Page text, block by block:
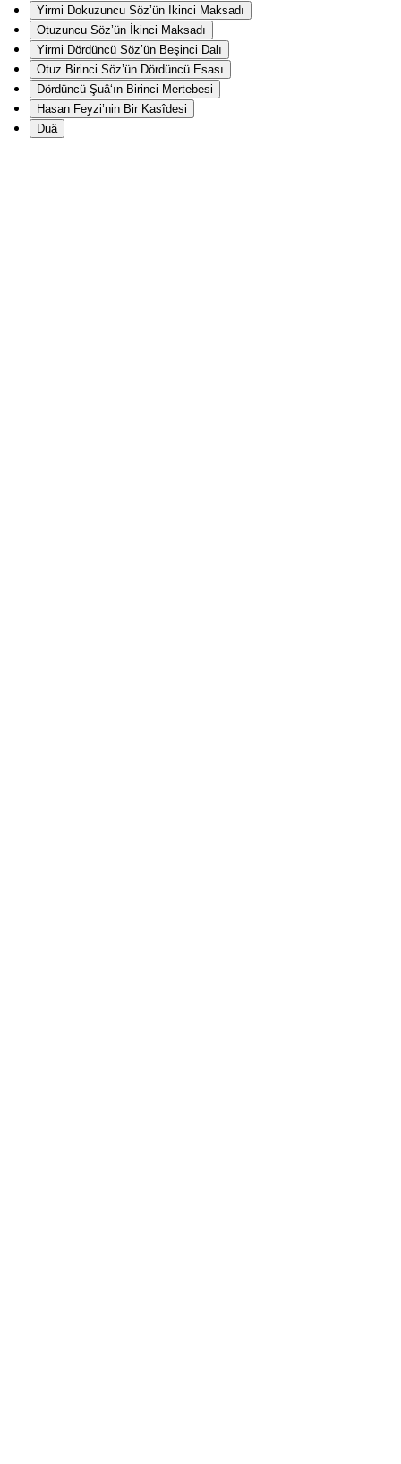
Yirmi Dokuzuncu Söz’ün İkinci Maksadı
Otuzuncu Söz’ün İkinci Maksadı
Yirmi Dördüncü Söz’ün Beşinci Dalı
Otuz Birinci Söz’ün Dördüncü Esası
Dördüncü Şuâ‘ın Birinci Mertebesi
Hasan Feyzi’nin Bir Kasîdesi
Duâ